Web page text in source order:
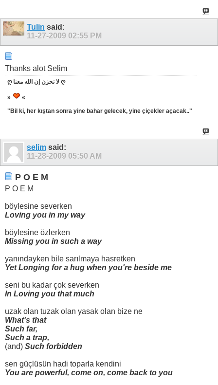
Tulin said:
11-27-2009 02:55 PM
Thanks alot Selim
ღ لا تحزن إن الله معنا ღ
»
«
"Bil ki, her kıştan sonra yine bahar gelecek, yine çiçekler açacak.."
selim said:
11-28-2009 05:50 AM
P O E M
P O E M
böylesine severken
Loving you in my way
böylesine özlerken
Missing you in such a way
yanındayken bile sarılmaya hasretken
Yet Longing for a hug when you're beside me
seni bu kadar çok severken
In Loving you that much
uzak olan tuzak olan yasak olan bize ne
What's that
Such far,
Such a trap,
(and) Such forbidden
sen güçlüsün hadi toparla kendini
You are powerful, come on, come back to you